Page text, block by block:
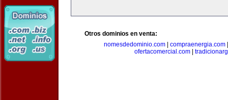
Otros dominios en venta:
nomesdedominio.com| compraenergia.com
ofertacomercial.com